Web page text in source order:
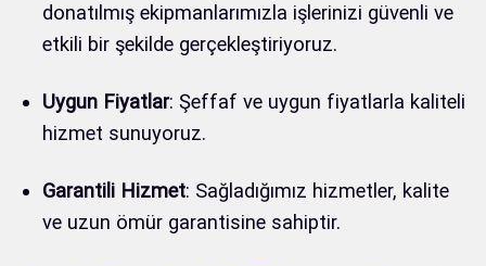
donatılmış ekipmanlarımızla işlerinizi güvenli ve
etkili bir şekilde gerçekleştiriyoruz.
Uygun Fiyatlar: Şeffaf ve uygun fiyatlarla kaliteli
hizmet sunuyoruz.
Garantili Hizmet: Sağladığımız hizmetler, kalite
ve uzun ömür garantisine sahiptir.